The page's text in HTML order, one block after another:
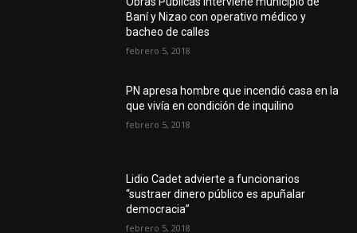
Baní y Nizao con operativo médico y
bacheo de calles
febrero 5, 2018
PN apresa hombre que incendió casa en la
que vivía en condición de inquilino
febrero 5, 2018
Lidio Cadet advierte a funcionarios
“sustraer dinero público es apuñalar
democracia”
febrero 5, 2018